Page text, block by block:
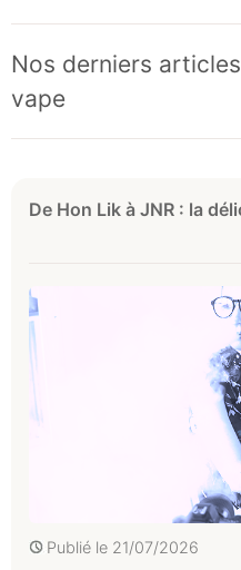
Nos derniers
vape
De Hon Lik à JNR : la
Publié le 21/07/2026